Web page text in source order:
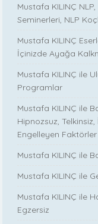
Mustafa KILINÇ
Seminerleri, NLP
Mustafa KILINÇ
İçinizde Ayağa
Mustafa KILINÇ ile
Programlar
Mustafa KILINÇ ile
Hipnozsuz, Telkinsiz,
Engelleyen Faktörler
Mustafa KILINÇ ile
Mustafa KILINÇ ile
Mustafa KILINÇ ile
Egzersiz